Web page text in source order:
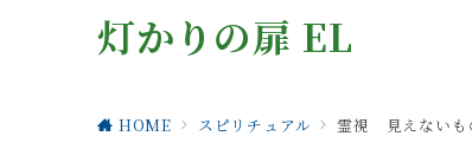
灯かりの扉 EL
HOME スピリチュアル 霊視 見えないも